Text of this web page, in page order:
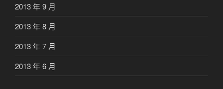
2013 年 9 月
2013 年 8 月
2013 年 7 月
2013 年 6 月